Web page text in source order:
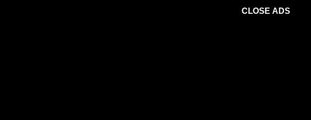
CLOSE ADS